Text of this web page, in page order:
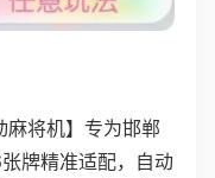
麻将机】专为邯郸
牌精准适配，自动